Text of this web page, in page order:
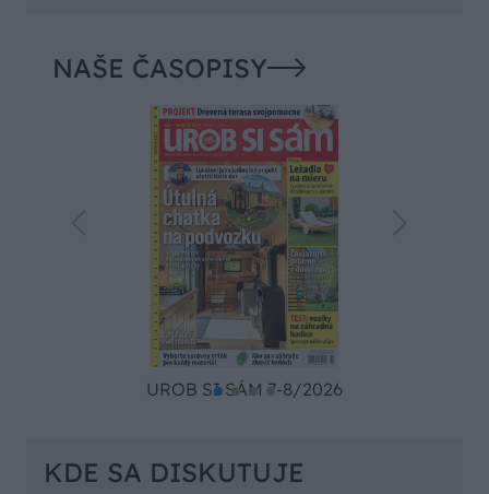
NAŠE ČASOPISY
UROB SI SÁM 7-8/2026
KDE SA DISKUTUJE